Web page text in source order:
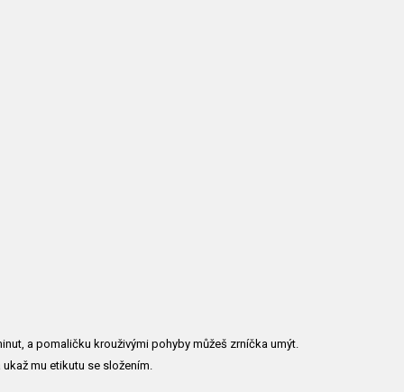
a pomaličku krouživými pohyby můžeš zrníčka umýt.
mu etikutu se složením.